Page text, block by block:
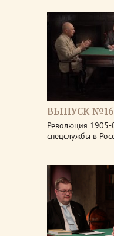
ВЫПУСК
Революция 1905-
спецслужбы в